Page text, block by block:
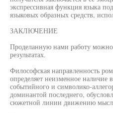
экспрессивная функция языка
языковых образных средств,
ЗАКЛЮЧЕНИЕ
Проделанную нами работу
результатах.
Философская направленность
определяет неизменное наличие
событийного и символико-
доминантой последнего,
сюжетной линии движению